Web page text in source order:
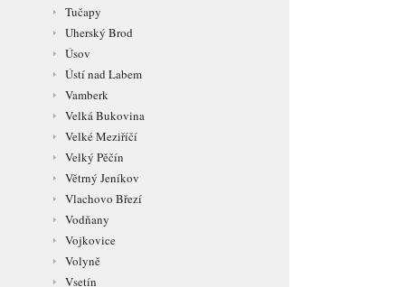
Tučapy
Uherský Brod
Úsov
Ústí nad Labem
Vamberk
Velká Bukovina
Velké Meziříčí
Velký Pěčín
Větrný Jeníkov
Vlachovo Březí
Vodňany
Vojkovice
Volyně
Vsetín